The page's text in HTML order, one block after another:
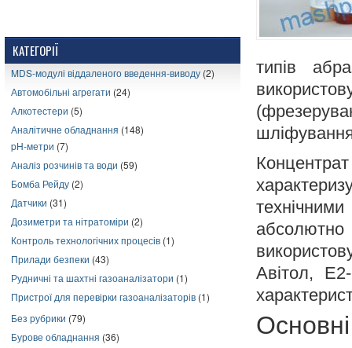
КАТЕГОРІЇ
MDS-модулі віддаленого введення-виводу (2)
Автомобільні агрегати (24)
Алкотестери (5)
Аналітичне обладнання (148)
pH-метри (7)
Аналіз розчинів та води (59)
Бомба Рейду (2)
Датчики (31)
Дозиметри та нітратоміри (2)
Контроль технологічних процесів (1)
Прилади безпеки (43)
Рудничні та шахтні газоаналізатори (1)
Пристрої для перевірки газоаналізаторів (1)
Без рубрики (79)
Бурове обладнання (36)
типів
Авітол,